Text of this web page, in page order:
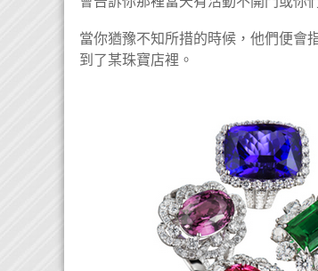
當你猶豫不知所措的時候，他們便會
到了某珠寶店裡。